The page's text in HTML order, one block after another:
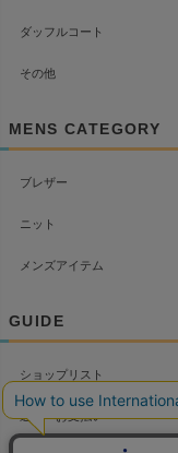
ダッフルコート
その他
MENS CATEGORY
ブレザー
ニット
メンズアイテム
GUIDE
ショップリスト
送料・お支払い